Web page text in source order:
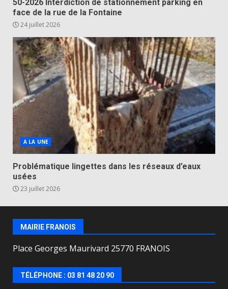
50-2026 Interdiction de stationnement parking en
face de la rue de la Fontaine
24 juillet 2026
A LA UNE
Problématique lingettes dans les réseaux d’eaux
usées
23 juillet 2026
MAIRIE FRANOIS
Place Georges Maurivard 25770 FRANOIS
TÉLÉPHONE : 03 81 48 20 90